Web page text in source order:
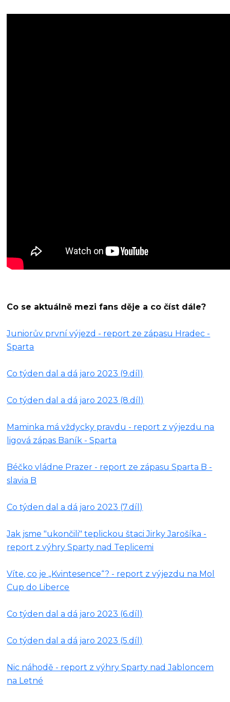
Co se aktuálně mezi fans děje a co číst dále?
Juniorův první výjezd - report ze zápasu Hradec -
Sparta
Co týden dal a dá jaro 2023 (9.díl)
Co týden dal a dá jaro 2023 (8.díl)
Maminka má vždycky pravdu - report z výjezdu na
ligová zápas Baník - Sparta
Béčko vládne Prazer - report ze zápasu Sparta B -
slavia B
Co týden dal a dá jaro 2023 (7.díl)
Jak jsme "ukončili" teplickou štaci Jirky Jarošíka -
report z výhry Sparty nad Teplicemi
Víte, co je „Kvintesence“? - report z výjezdu na Mol
Cup do Liberce
Co týden dal a dá jaro 2023 (6.díl)
Co týden dal a dá jaro 2023 (5.díl)
Nic náhodě - report z výhry Sparty nad Jabloncem
na Letné